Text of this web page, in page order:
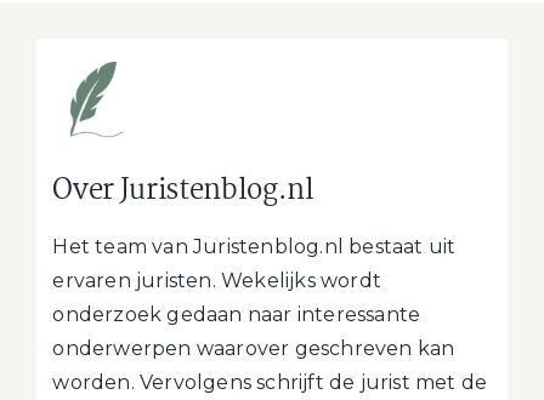
Over Juristenblog.nl
Het team van Juristenblog.nl bestaat uit
ervaren juristen. Wekelijks wordt
onderzoek gedaan naar interessante
onderwerpen waarover geschreven kan
worden. Vervolgens schrijft de jurist met de